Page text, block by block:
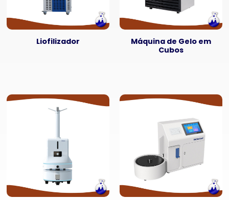
Liofilizador
Máquina de Gelo em
Cubos